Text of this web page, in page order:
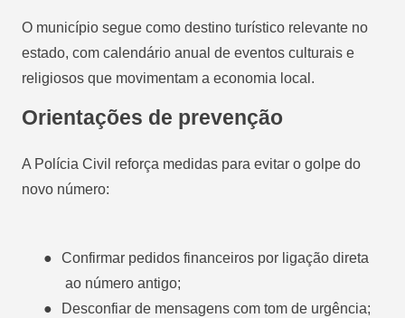
O município segue como destino turístico relevante no
estado, com calendário anual de eventos culturais e
religiosos que movimentam a economia local.
Orientações de prevenção
A Polícia Civil reforça medidas para evitar o golpe do
novo número:
●
Confirmar pedidos financeiros por ligação direta
ao número antigo;
●
Desconfiar de mensagens com tom de urgência;